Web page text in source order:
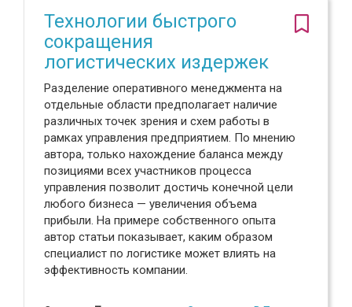
Технологии быстрого
сокращения
логистических издержек
Разделение оперативного менеджмента на
отдельные области предполагает наличие
различных точек зрения и схем работы в
рамках управления предприятием. По мнению
автора, только нахождение баланса между
позициями всех участников процесса
управления позволит достичь конечной цели
любого бизнеса — увеличения объема
прибыли. На примере собственного опыта
автор статьи показывает, каким образом
специалист по логистике может влиять на
эффективность компании.